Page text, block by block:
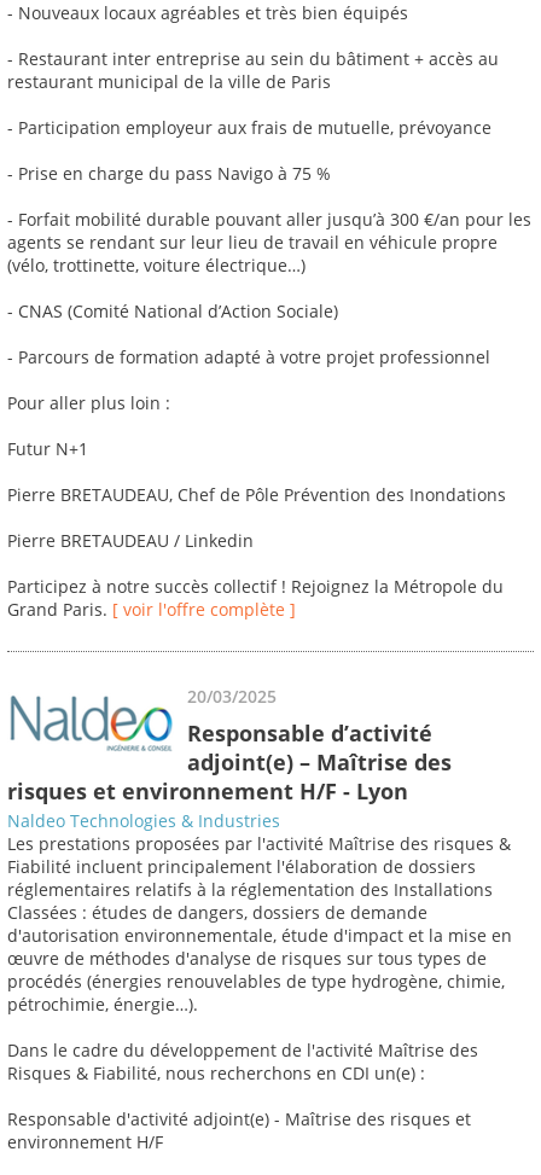
- Nouveaux locaux agréables et très bien équipés
- Restaurant inter entreprise au sein du bâtiment + accès au
restaurant municipal de la ville de Paris
- Participation employeur aux frais de mutuelle, prévoyance
- Prise en charge du pass Navigo à 75 %
- Forfait mobilité durable pouvant aller jusqu’à 300 €/an pour les
agents se rendant sur leur lieu de travail en véhicule propre
(vélo, trottinette, voiture électrique…)
- CNAS (Comité National d’Action Sociale)
- Parcours de formation adapté à votre projet professionnel
Pour aller plus loin :
Futur N+1
Pierre BRETAUDEAU, Chef de Pôle Prévention des Inondations
Pierre BRETAUDEAU / Linkedin
Participez à notre succès collectif ! Rejoignez la Métropole du
Grand Paris. [ voir l'offre complète ]
20/03/2025
Responsable d’activité
adjoint(e) – Maîtrise des
risques et environnement H/F - Lyon
Naldeo Technologies & Industries
Les prestations proposées par l'activité Maîtrise des risques &
Fiabilité incluent principalement l'élaboration de dossiers
réglementaires relatifs à la réglementation des Installations
Classées : études de dangers, dossiers de demande
d'autorisation environnementale, étude d'impact et la mise en
œuvre de méthodes d'analyse de risques sur tous types de
procédés (énergies renouvelables de type hydrogène, chimie,
pétrochimie, énergie…).
Dans le cadre du développement de l'activité Maîtrise des
Risques & Fiabilité, nous recherchons en CDI un(e) :
Responsable d'activité adjoint(e) - Maîtrise des risques et
environnement H/F